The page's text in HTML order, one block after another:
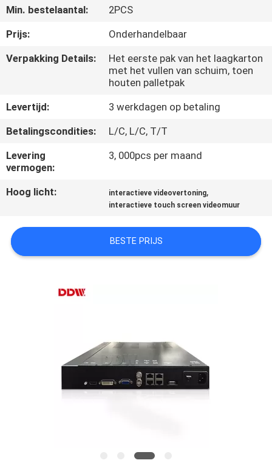
CONTACTEER
ONS
VERZOEK
OM
EEN
CITAAT
CENTER
Min. bestelaantal:
2PCS
Prijs:
Onderhandelbaar
Verpakking Details:
Het eerste pak van het laagkarton
met het vullen van schuim, toen
houten palletpak
Levertijd:
3 werkdagen op betaling
Betalingscondities:
L/C, L/C, T/T
Levering
vermogen:
3, 000pcs per maand
Hoog licht: interactieve videovertoning,
interactieve touch screen videomuur
BESTE PRIJS